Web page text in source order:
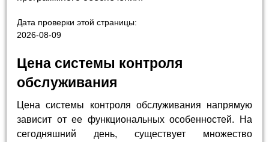
Дата проверки этой страницы:
2026-08-09
Цена системы контроля
обслуживания
Цена системы контроля обслуживания напрямую
зависит от ее функциональных особенностей. На
сегодняшний день, существует множество